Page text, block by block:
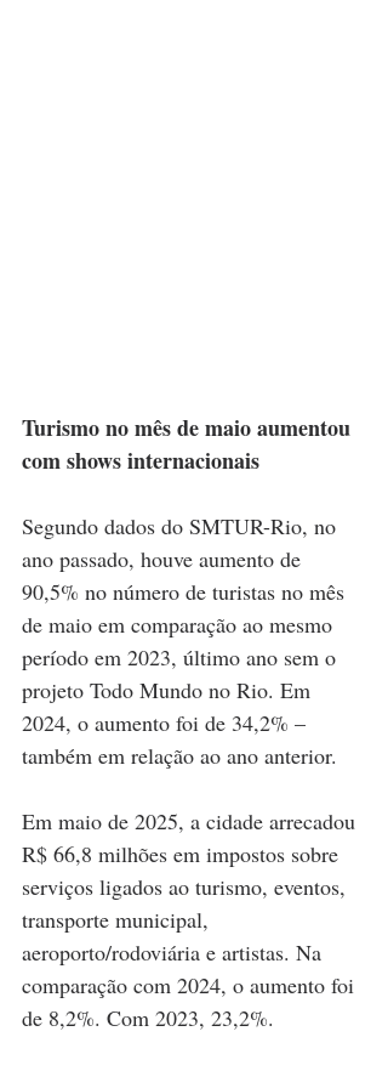
Turismo no mês de maio aumentou
com shows internacionais
Segundo dados do SMTUR-Rio, no
ano passado, houve aumento de
90,5% no número de turistas no mês
de maio em comparação ao mesmo
período em 2023, último ano sem o
projeto Todo Mundo no Rio. Em
2024, o aumento foi de 34,2% –
também em relação ao ano anterior.
Em maio de 2025, a cidade arrecadou
R$ 66,8 milhões em impostos sobre
serviços ligados ao turismo, eventos,
transporte municipal,
aeroporto/rodoviária e artistas. Na
comparação com 2024, o aumento foi
de 8,2%. Com 2023, 23,2%.